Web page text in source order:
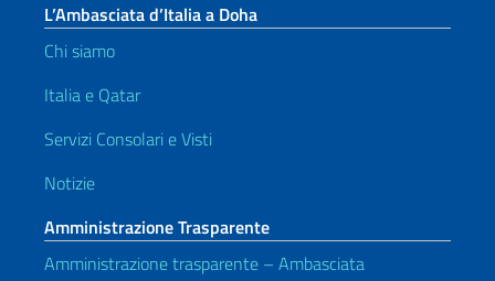
L’Ambasciata d’Italia a Doha
Chi siamo
Italia e Qatar
Servizi Consolari e Visti
Notizie
Amministrazione Trasparente
Amministrazione trasparente – Ambasciata